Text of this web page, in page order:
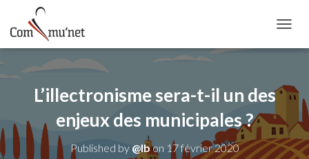
L’illectronisme sera-t-il un des
enjeux des municipales ?
Published by @lbon 17 février 2020